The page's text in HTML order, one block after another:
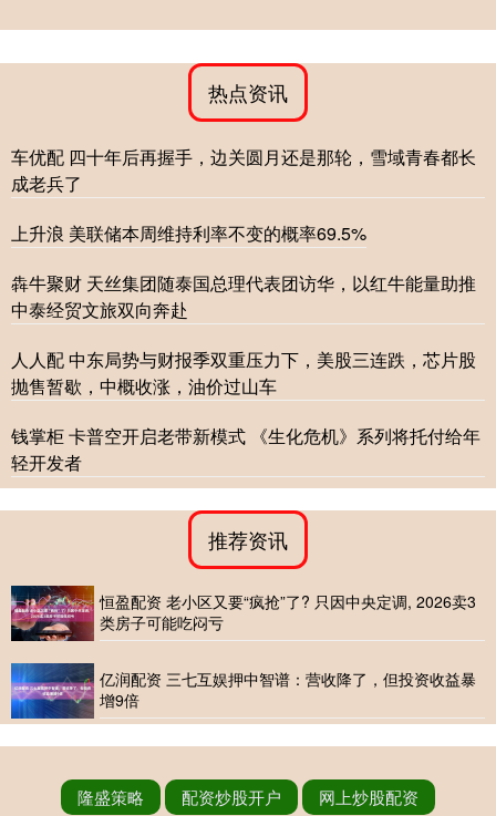
热点资讯
车优配 四十年后再握手，边关圆月还是那轮，雪域青春都长
成老兵了
上升浪 美联储本周维持利率不变的概率69.5%
犇牛聚财 天丝集团随泰国总理代表团访华，以红牛能量助推
中泰经贸文旅双向奔赴
人人配 中东局势与财报季双重压力下，美股三连跌，芯片股
抛售暂歇，中概收涨，油价过山车
钱掌柜 卡普空开启老带新模式 《生化危机》系列将托付给年
轻开发者
推荐资讯
恒盈配资 老小区又要“疯抢”了? 只因中央定调, 2026卖3
类房子可能吃闷亏
亿润配资 三七互娱押中智谱：营收降了，但投资收益暴
增9倍
隆盛策略 配资炒股开户 网上炒股配资